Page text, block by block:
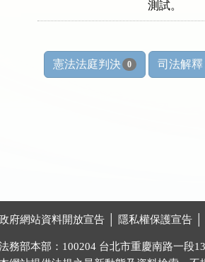
    測試。
憲法法庭判決 0 司法解釋
府網站資料開放宣告 隱私權保護宣告
務部本部：100204 台北市重慶南路一段